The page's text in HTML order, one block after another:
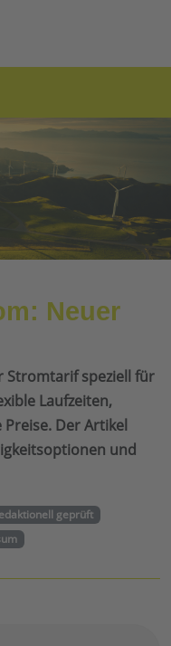
Neuer
Stromtarif speziell für
Laufzeiten,
Der Artikel
und
geprüft